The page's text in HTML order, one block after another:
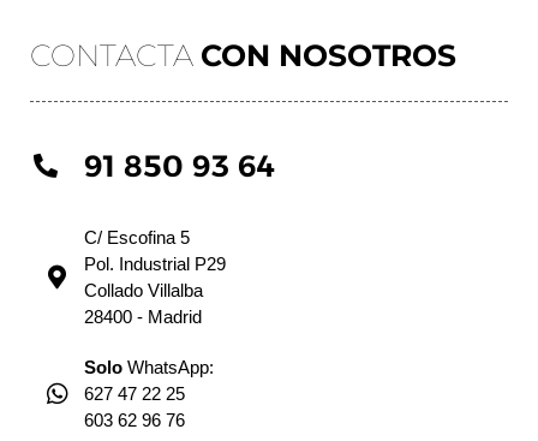
CONTACTA CON NOSOTROS
91 850 93 64
C/ Escofina 5
Pol. Industrial P29
Collado Villalba
28400 - Madrid
Solo WhatsApp:
627 47 22 25
603 62 96 76